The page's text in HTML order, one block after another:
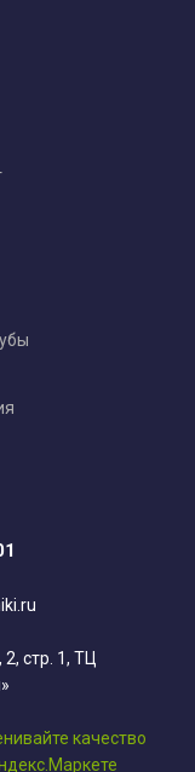
стр. 1, ТЦ